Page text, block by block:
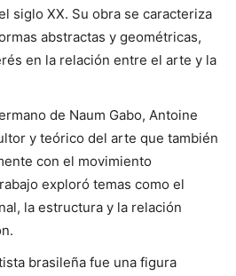
siglo XX. Su obra se caracteriza
abstractas y geométricas,
en la relación entre el arte y la
de Naum Gabo, Antoine
y teórico del arte que también
con el movimiento
exploró temas como el
la estructura y la relación
brasileña fue una figura